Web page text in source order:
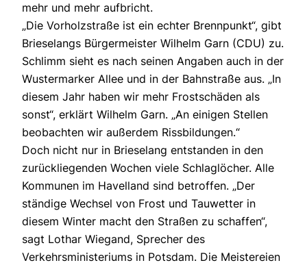
mehr und mehr aufbricht.
„Die Vorholzstraße ist ein echter Brennpunkt“, gibt
Brieselangs Bürgermeister Wilhelm Garn (CDU) zu.
Schlimm sieht es nach seinen Angaben auch in der
Wustermarker Allee und in der Bahnstraße aus. „In
diesem Jahr haben wir mehr Frostschäden als
sonst“, erklärt Wilhelm Garn. „An einigen Stellen
beobachten wir außerdem Rissbildungen.“
Doch nicht nur in Brieselang entstanden in den
zurückliegenden Wochen viele Schlaglöcher. Alle
Kommunen im Havelland sind betroffen. „Der
ständige Wechsel von Frost und Tauwetter in
diesem Winter macht den Straßen zu schaffen“,
sagt Lothar Wiegand, Sprecher des
Verkehrsministeriums in Potsdam. Die Meistereien